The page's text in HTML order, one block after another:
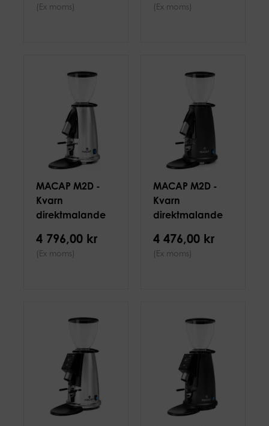
(Ex moms) (Ex moms)
MACAP M2D -
Kvarn
direktmalande
4 796,00 kr
(Ex moms)
MACAP M2D -
Kvarn
direktmalande
4 476,00 kr
(Ex moms)